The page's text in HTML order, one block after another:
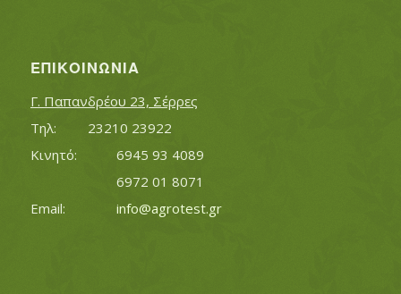
ΕΠΙΚΟΙΝΩΝΊΑ
Γ. Παπανδρέου 23, Σέρρες
Τηλ:		23210 23922
Κινητό:		6945 93 4089
			6972 01 8071
info@agrotest.gr